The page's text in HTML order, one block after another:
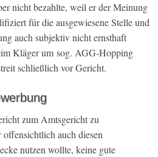
nicht bezahlte, weil er der Meinung
für die ausgewiesene Stelle und
auch subjektiv nicht ernsthaft
Kläger um sog. AGG-Hopping
schließlich vor Gericht.
zum Amtsgericht zu
auch diesen
nutzen wollte, keine gute